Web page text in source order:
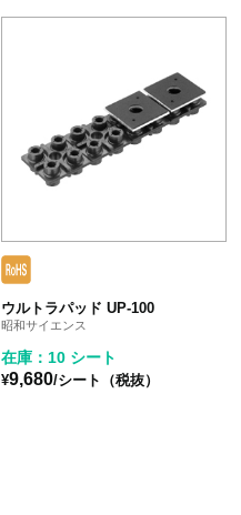
ウルトラパッド UP-100
昭和サイエンス
在庫：10 シート
¥9,680/シート（税抜）